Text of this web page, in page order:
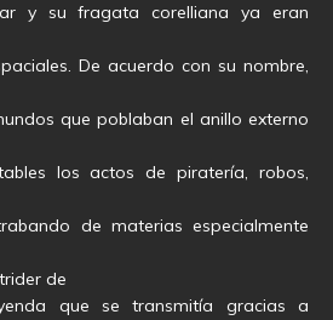
y su fragata corelliana ya eran
De acuerdo con su nombre,
que poblaban el anillo externo
los actos de piratería, robos,
de materias especialmente
de
que se transmitía gracias a